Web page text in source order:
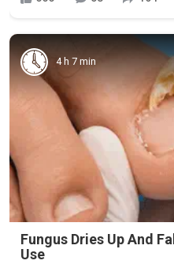
4 h 7 min
Fungus Dries Up And
Use